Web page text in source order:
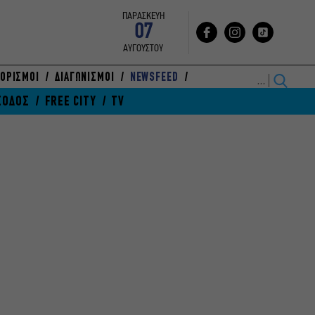
ΠΑΡΑΣΚΕΥΗ
07
ΑΥΓΟΥΣΤΟΥ
ΔΙΑΓΩΝΙΣΜΟΙ NEWSFEED
FREE CITY TV